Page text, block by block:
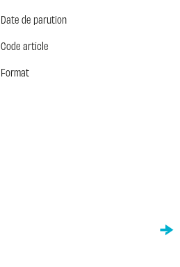
Date de parution
Code article
Format